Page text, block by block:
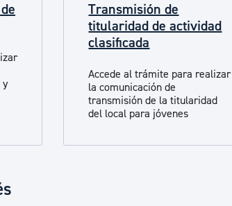
y asociacionismo
y
Transmisión de
titularidad de actividad
clasificada
Accede al trámite para realizar
la comunicación de
transmisión de la titularidad
del local para jóvenes